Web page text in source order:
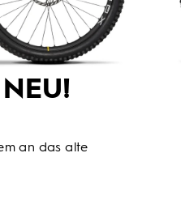
NEU!
an das alte